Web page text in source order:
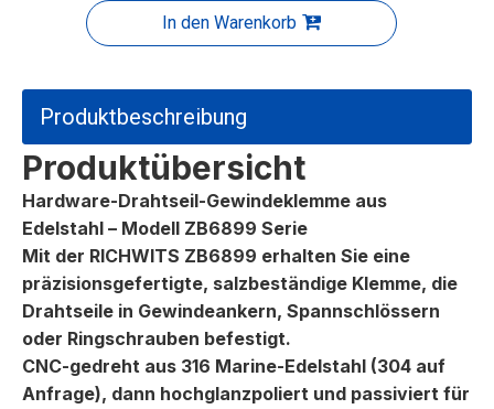
In den Warenkorb
Produktbeschreibung
Produktübersicht
Hardware-Drahtseil-Gewindeklemme aus
Edelstahl – Modell ZB6899 Serie
Mit der RICHWITS ZB6899 erhalten Sie eine
präzisionsgefertigte, salzbeständige Klemme, die
Drahtseile in Gewindeankern, Spannschlössern
oder Ringschrauben befestigt.
CNC-gedreht aus 316 Marine-Edelstahl (304 auf
Anfrage), dann hochglanzpoliert und passiviert für